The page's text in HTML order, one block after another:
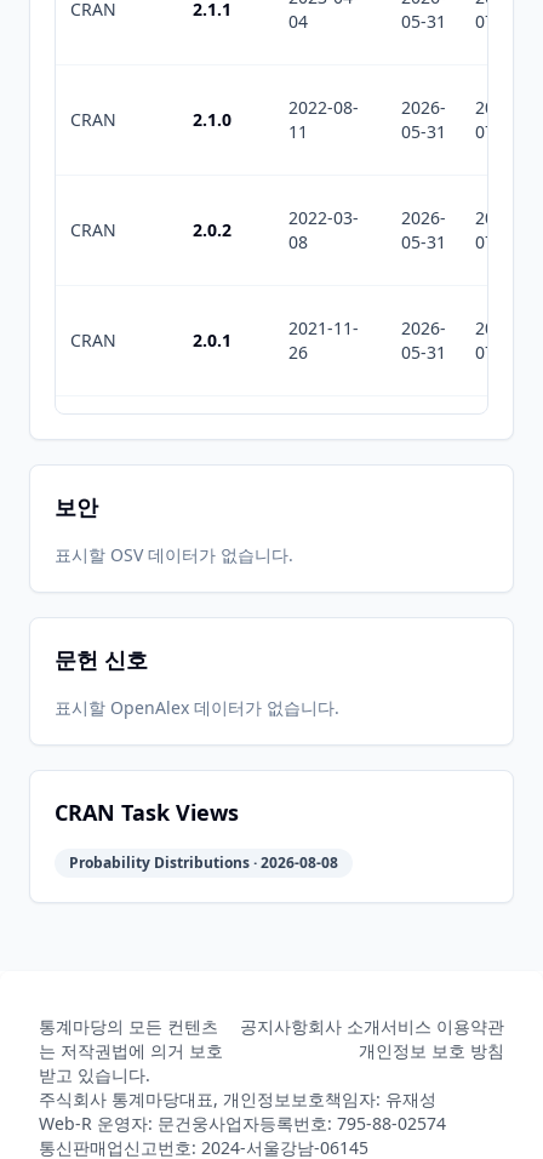
CRAN 2.1.1
04
05-31
07-29
CRAN 2.1.0
2022-08-
11
2026-
05-31
2026-
07-29
CRAN 2.0.2
2022-03-
08
2026-
05-31
2026-
07-29
CRAN 2.0.1
2021-11-
26
2026-
05-31
2026-
07-29
2021-03-
28
2026-
05-31
2026-
07-29
CRAN 1.6-2
CRAN
2020-03-
2026-
2026-
30
05-31
07-29
14
05-31
07-29
CRAN 1.5-3
2018-11-
08
2026-
05-31
보안
표시할 OSV 데이터가 없습니다.
문헌 신호
표시할 OpenAlex 데이터가 없습니다.
CRAN Task Views
Probability Distributions · 2026-08-08
통계마당의 모든 컨텐츠
는 저작권법에 의거 보호
받고 있습니다.
공지사항회사 소개서비스 이용약관
개인정보 보호 방침
주식회사 통계마당대표, 개인정보보호책임자: 유재성
Web-R 운영자: 문건웅사업자등록번호: 795-88-02574
통신판매업신고번호: 2024-서울강남-06145